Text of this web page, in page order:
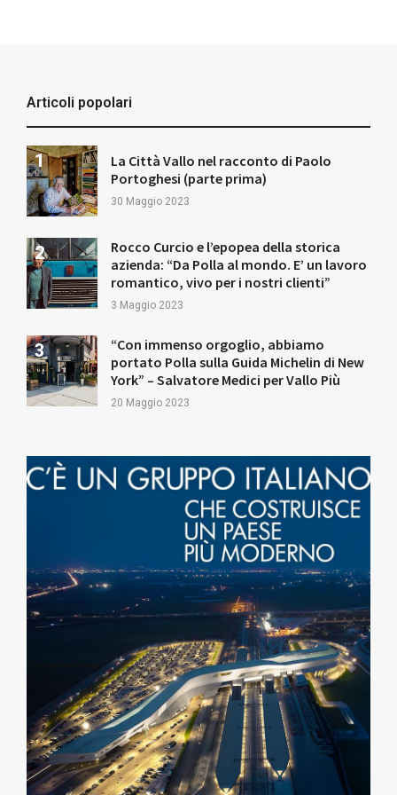
Articoli popolari
La Città Vallo nel racconto di Paolo
Portoghesi (parte prima)
30 Maggio 2023
Rocco Curcio e l’epopea della storica
azienda: “Da Polla al mondo. E’ un lavoro
romantico, vivo per i nostri clienti”
3 Maggio 2023
“Con immenso orgoglio, abbiamo
portato Polla sulla Guida Michelin di New
York” – Salvatore Medici per Vallo Più
20 Maggio 2023